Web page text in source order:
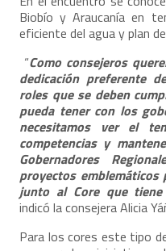
Biobío y Araucanía en
eficiente del agua y plan
“Como consejeros
dedicación preferente
roles que se deben
pueda tener con los
necesitamos ver el
competencias y
Gobernadores
proyectos
junto al Core que
indicó la consejera Alicia
Para los cores este tipo